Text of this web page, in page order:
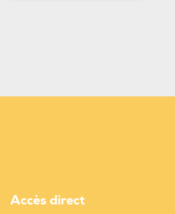
Accès direct